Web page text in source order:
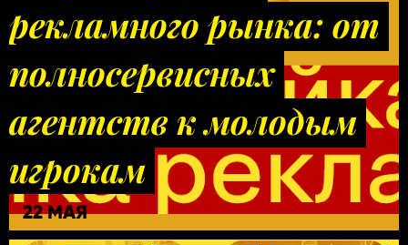
рекламного рынка: от
полносервисных
агентств к молодым
игрокам
22 МАЯ